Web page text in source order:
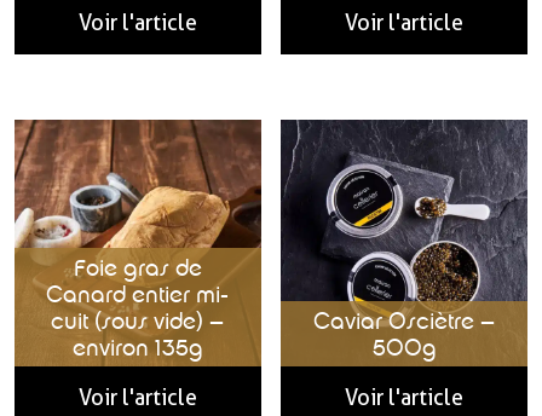
Voir l'article Voir l'article
Foie gras de
Canard entier mi-
cuit (sous vide) –
environ 135g
Voir l'article
Caviar Osciètre –
500g
Voir l'article